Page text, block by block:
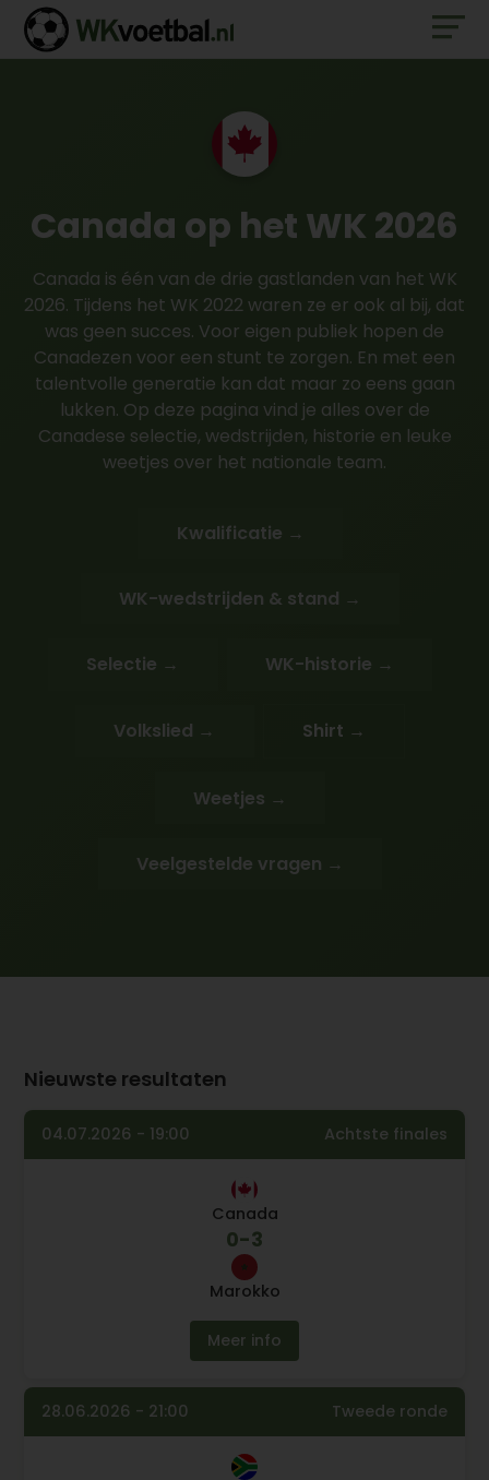
Canada op het WK 2026
Canada is één van de drie gastlanden van het WK
2026. Tijdens het WK 2022 waren ze er ook al bij, dat
was geen succes. Voor eigen publiek hopen de
Canadezen voor een stunt te zorgen. En met een
talentvolle generatie kan dat maar zo eens gaan
lukken. Op deze pagina vind je alles over de
Canadese selectie, wedstrijden, historie en leuke
weetjes over het nationale team.
Kwalificatie →
WK-wedstrijden & stand →
Selectie → WK-historie →
Volkslied → Shirt →
Weetjes →
Veelgestelde vragen →
Nieuwste resultaten
04.07.2026 - 19:00 Achtste finales
Canada
0-3
Marokko
Meer info
28.06.2026 - 21:00 Tweede ronde